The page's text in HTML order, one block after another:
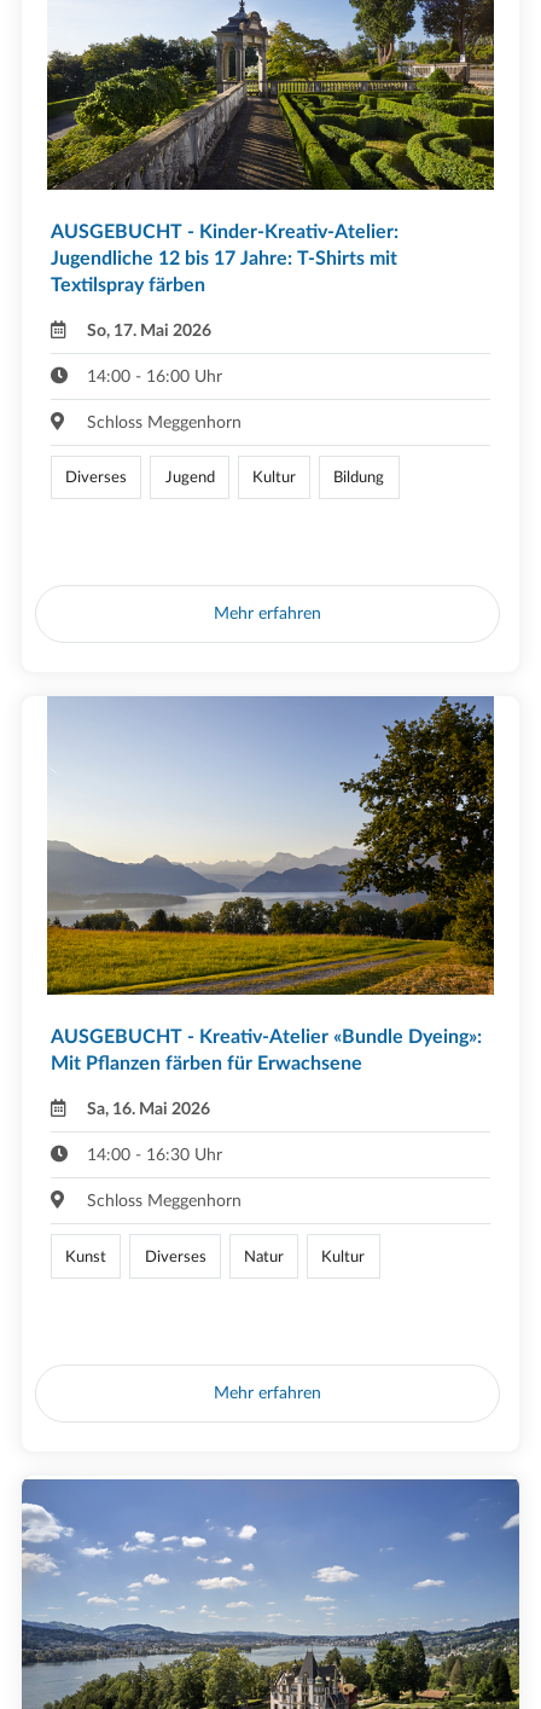
AUSGEBUCHT - Kinder-Kreativ-Atelier:
Jugendliche 12 bis 17 Jahre: T-Shirts mit
Textilspray färben
So, 17. Mai 2026
14:00 - 16:00 Uhr
Schloss Meggenhorn
Diverses Jugend Kultur Bildung
Mehr erfahren
AUSGEBUCHT - Kreativ-Atelier «Bundle Dyeing»:
Mit Pflanzen färben für Erwachsene
Sa, 16. Mai 2026
14:00 - 16:30 Uhr
Schloss Meggenhorn
Kunst Diverses Natur Kultur
Mehr erfahren